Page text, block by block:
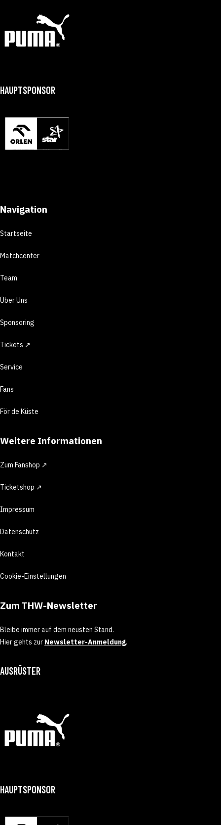
HAUPTSPONSOR
Navigation
Startseite
Matchcenter
Team
Über Uns
Sponsoring
Tickets ↗
Service
Fans
För de Küste
Weitere Informationen
Zum Fanshop ↗
Ticketshop ↗
Impressum
Datenschutz
Kontakt
Cookie-Einstellungen
Zum THW-Newsletter
Bleibe immer auf dem neusten Stand.
Hier gehts zur Newsletter-Anmeldung.
AUSRÜSTER
HAUPTSPONSOR